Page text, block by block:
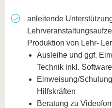
anleitende
Produktion von Lehr-
Ausleihe und ggf.
Technik inkl. Software
Einweisung/
Hilfskräften
Beratung zu